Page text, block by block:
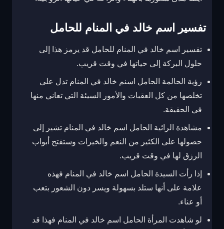
تفسير اسم خالد في المنام للحامل
تفسير اسم خالد في المنام للحامل قد يرمز هذا إلى
حلول البركة إلى حياتها في وقت قريب.
رؤية الحالمة الحامل اسنم خالد في المنام تدل على
تخلصها من كل العقبات والأمور السيئة التي تعاني منها
في الحقيقة.
مشاهدة الرائية الحامل اسم خالد في المنام تشير إلى
حصولها على الكثير من النعم والخيرات وستفتح أبواب
الرزق لها في وقت قريب.
إذا رأت السيدة الحامل اسم خالد في المنام فهذه
علامة على أنها ستلد بسهولة ويسر دون الشعور بتعب
أو عناء.
لو شاهدت المرأة الحامل اسم خالد في المنام فهذا قد